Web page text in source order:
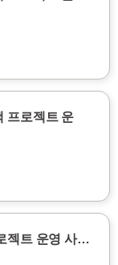
프로젝트 운
젝트 운영 사…